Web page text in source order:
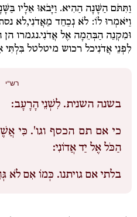
קופת
הצדקה
שלי
חסות
וַתִּתֹּם הַשָּׁנָה הַהִיא. וַיָּבֹאוּ אֵלָיו
וַיֹּאמְרוּ לוֹ: לֹא נְכַחֵד מֵאֲדֹנִי,לא
וּמִקְנֵה הַבְּהֵמָה אֶל אֲדֹנִי.נגמרו
לִפְנֵי אֲדֹנִיכל רכוש מיטלטלבִּלְתִּי
רש"י
בשנה השנית. לִשְׁנֵי הָרָעָב:
כי אם תם הכסף וגו'. כִּי
הַכֹּל אֶל יַד אֲדוֹנִי:
בלתי אם גויתנו. כְּמוֹ אִם לֹא